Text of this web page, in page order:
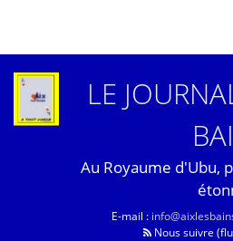
LE
Au Royaume d'Ubu,
E-mail :
Nous suivre